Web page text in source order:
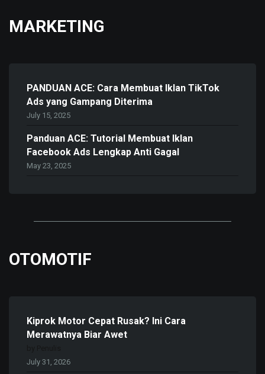
MARKETING
PANDUAN ACE: Cara Membuat Iklan TikTok
Ads yang Gampang Diterima
July 15, 2025
Panduan ACE: Tutorial Membuat Iklan
Facebook Ads Lengkap Anti Gagal
May 23, 2025
OTOMOTIF
Kiprok Motor Cepat Rusak? Ini Cara
Merawatnya Biar Awet
July 31, 2026